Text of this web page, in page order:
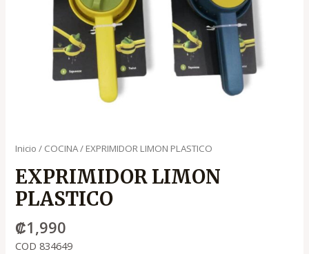
Inicio / COCINA/ EXPRIMIDOR LIMON PLASTICO
EXPRIMIDOR LIMON
PLASTICO
₡1,990
COD 834649